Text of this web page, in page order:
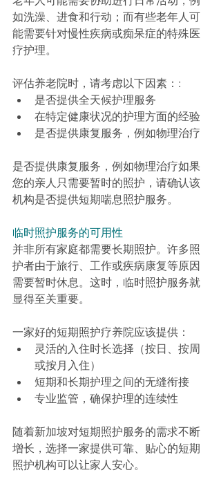
如洗澡、进食和行动；而有些老年人可
能需要针对慢性疾病或痴呆症的特殊医
疗护理。
评估养老院时，请考虑以下因素： :
是否提供全天候护理服务
在特定健康状况的护理方面的经验
是否提供康复服务，例如物理治疗
是否提供康复服务，例如物理治疗如果
您的亲人只需要暂时的照护，请确认该
机构是否提供短期喘息照护服务。
临时照护服务的可用性
并非所有家庭都需要长期照护。许多照
护者由于旅行、工作或疾病康复等原因
需要暂时休息。这时，临时照护服务就
显得至关重要。
一家好的短期照护疗养院应该提供：
灵活的入住时长选择（按日、按周
或按月入住）
短期和长期护理之间的无缝衔接
专业监管，确保护理的连续性
随着新加坡对短期照护服务的需求不断
增长，选择一家提供可靠、贴心的短期
照护机构可以让家人安心。